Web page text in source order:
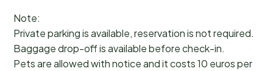
Note:
Private parking is available, reservation is not required.
Baggage drop-off is available before check-in.
Pets are allowed with notice and it costs 10 euros per